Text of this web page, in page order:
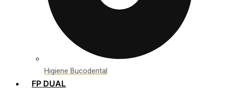
Higiene Bucodental
FP DUAL